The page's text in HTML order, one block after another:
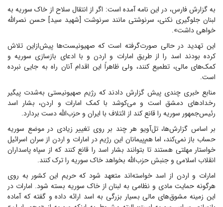
به گزارش فارس، در این نامه آمده است: اگر از انتقال سلاح از خاک سوریه به
لبنان جلوگیری نکنی، سرنوشتی مانند سرنوشت [شهید سید] حسن نصرالله
خواهی داشت».
این تهدید در حالی صورت‌گرفته است که صهیونیست‌ها پیش‌ازاین تلاش
کرده بودند اسد را از طریق امارات و اردن و با ادعای بازسازی سوریه و
کمک‌های مالی، تطمیع کنند، ولی ظاهراً این اقدام آنان راه به جایی نبرده
است.
منابع خبری چندی پیش گزارش دادند که رژیم صهیونیستی به‌شدت پیگیر
رخدادهای دمشق است و می‌کوشد با کمک امارات و اردن، بشار اسد
رئیس‌جمهور سوریه را قانع کند از ائتلاف با ایران و حزب‌الله دست بردارد.
بر اساس گزارش‌ها، تل‌آویو هر چند بر روی تغییر زیادی در موضع سوریه
حساب باز نمی‌کند، اما هم‌پیمانان این رژیم در امارات و اردن از سران اسرائیل
خواستار مهلتی هستند تا بتوانند بشار اسد را قانع کنند که از سپاه پاسداران
انقلاب اسلامی و جنبش حزب‌الله بخواهد خاک سوریه را ترک کنند.
امارات و اردن از اسد خواسته‌اند متعهد شود که حریم این کشور به روی
هرگونه حمایت مادی و نظامی به لبنان از خاک سوریه بسته شود. امارات در
این زمینه مشوق‌های مالی بسیار بزرگی به اسد ارائه داده و گفته که آماده